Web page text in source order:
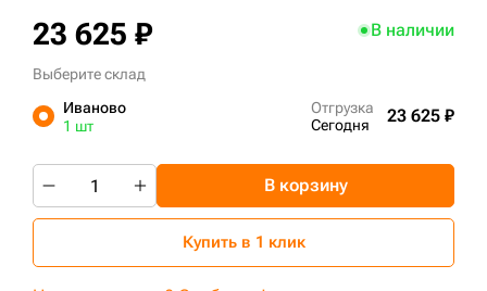
23 625 ₽ В наличии
Выберите склад
Иваново
1 шт
Отгрузка
Сегодня
23 625 ₽
В корзину
Купить в 1 клик